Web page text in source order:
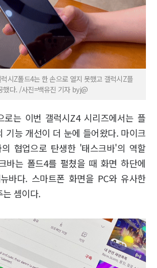
시Z폴드4는 한 손으로 열지 못했고 갤럭시Z플
했다. /사진=백유진 기자 byj@
로는 이번 갤럭시Z4 시리즈에서는 플
기능 개선이 더 눈에 들어왔다. 마이크
의 협업으로 탄생한 '태스크바'의 역할
바는 폴드4를 펼쳤을 때 화면 하단에
바다. 스마트폰 화면을 PC와 유사한
셈이다.